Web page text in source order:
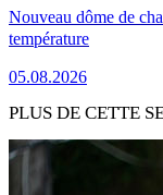
Nouveau dôme de
température
05.08.2026
PLUS DE CETTE